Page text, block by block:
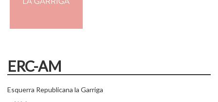
ERC-AM
Esquerra Republicana la Garriga